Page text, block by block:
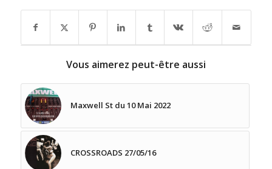
Vous aimerez peut-être aussi
Maxwell St du 10 Mai 2022
CROSSROADS 27/05/16